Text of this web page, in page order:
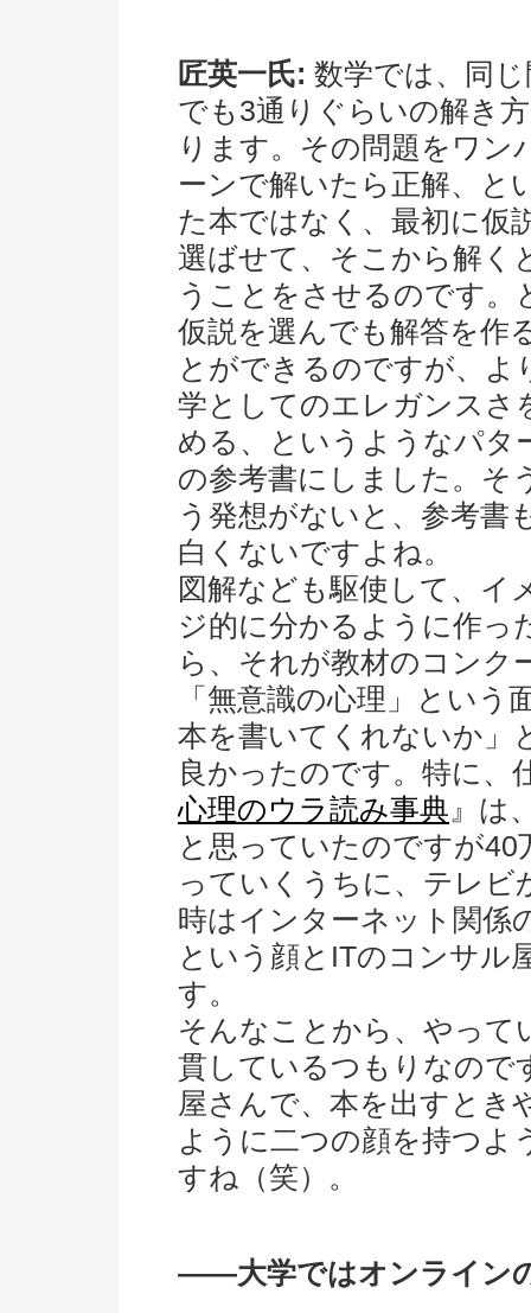
匠英一氏: 数学では、同
でも3通りぐらいの解き
ります。その問題をワン
ーンで解いたら正解、と
た本ではなく、最初に仮
選ばせて、そこから解く
うことをさせるのです。
仮説を選んでも解答を作
とができるのですが、よ
学としてのエレガンスさ
める、というようなパタ
の参考書にしました。そ
う発想がないと、参考書
白くないですよね。
図解なども駆使して、イ
ジ的に分かるように作っ
ら、それが教材のコンク
「無意識の心理」とい
本を書いてくれないか」
良かったのです。特に、
心理のウラ読み事典 』は
と思っていたのですが
っていくうちに、テレビ
時はインターネット関係
という顔とITのコンサル
す。
そんなことから、やって
貫しているつもりなので
屋さんで、本を出すとき
ように二つの顔を持つよ
すね（笑）。
――大学ではオンライン